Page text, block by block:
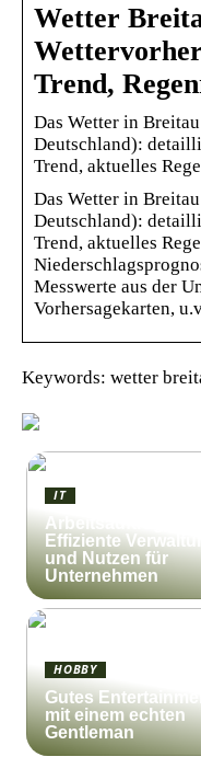
Wetter
Trend,
Das Wetter in
Deutschland):
Trend, aktuelles
Das Wetter in
Deutschland):
Trend, aktuelles
Messwerte aus der
Vorhersagekarten,
Keywords: wetter
IT
Arbeitsauftrag:
Effiziente
und Nutzen für
Unternehmen
HOBBY
Gutes
mit einem echten
Gentleman